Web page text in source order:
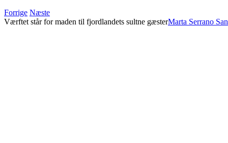
Forrige Næste
Værftet står for maden til fjordlandets sultne gæsterMarta Serrano